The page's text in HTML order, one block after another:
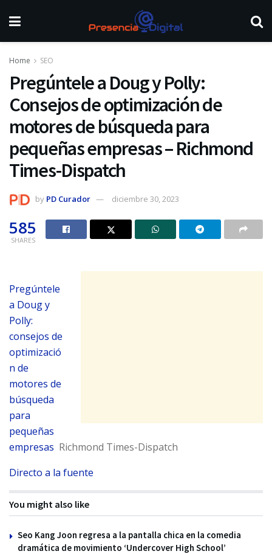
Home SEO
Pregúntele a Doug y Polly:
Consejos de optimización de
motores de búsqueda para
pequeñas empresas – Richmond
Times-Dispatch
by PD Curador diciembre 30, 2023
585
SHARES
Pregúntele
a Doug y
Polly:
consejos de
optimizació
n de
motores de
búsqueda
para
pequeñas
empresas Richmond Times-Dispatch
Directo a la fuente
You might also like
Seo Kang Joon regresa a la pantalla chica en la comedia
dramática de movimiento ‘Undercover High School’